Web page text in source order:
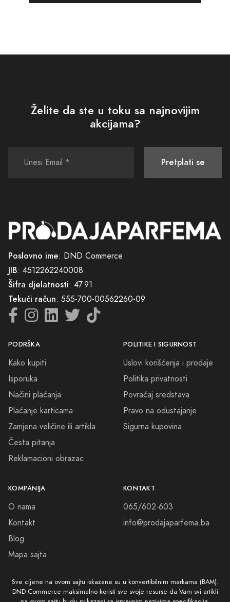
osmijeh na lice onome ko ga nosi. Upravo zato, Parfemi Sokolac
Zakoračite u svijet Parfemi Sokolac, gdje je svaki miris priča za sebe,
spreman da postane dio vaše priče. Otkrijte mirise koji će vas pratiti
spreman da vas obavije svojom jedinstvenom auru.
Želite da ste u toku sa najnovijim
akcijama?
Pretplati se
Poslovno ime: DND Commerce
JIB: 4512262240008
Šifra djelatnosti: 47.91
Tekući račun: 555-700-00562260-09
PODRŠKA
Kako kupiti
Isporuka
Načini plaćanja
Plaćanje karticama
Zamjena veličine ili artikla
Česta pitanja
Reklamacioni obrazac
POLITIKE I SIGURNOST
Uslovi korišćenja i prodaje
Politika privatnosti
Povraćaj sredstava
Pravo na odustajanje
Sigurna kupovina
KOMPANIJA
O nama
Kontakt
Blog
Mapa sajta
KONTAKT
065/602-603
info@prodajaparfema.ba
Sve cijene na ovom sajtu iskazane su u konvertibilnim markama (BAM).
DND Commerce maksimalno koristi sve svoje resurse da Vam svi artikli